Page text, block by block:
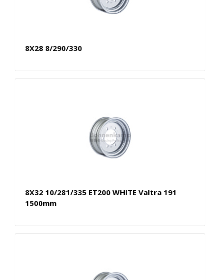
8X28 8/290/330
8X32 10/281/335 ET200 WHITE Valtra 191
1500mm